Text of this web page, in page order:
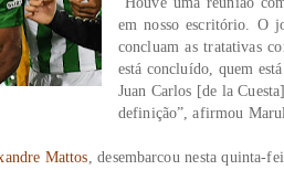
em nosso escritório. O
concluam as tratativas
está concluído, quem
Juan Carlos [de la
definição”, afirmou
Mattos, desembarcou nesta quinta-